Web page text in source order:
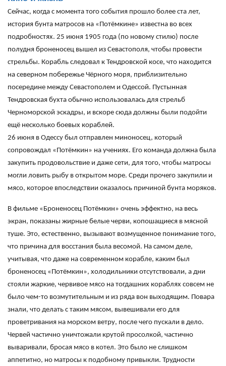
Сейчас, когда с момента того события прошло более ста лет,
история бунта матросов на «Потёмкине» известна во всех
подробностях. 25 июня 1905 года (по новому стилю) после
полудня броненосец вышел из Севастополя, чтобы провести
стрельбы. Корабль следовал к Тендровской косе, что находится
на северном побережье Чёрного моря, приблизительно
посередине между Севастополем и Одессой. Пустынная
Тендровская бухта обычно использовалась для стрельб
Черноморской эскадры, и вскоре сюда должны были подойти
ещё несколько боевых кораблей.
26 июня в Одессу был отправлен миноносец, который
сопровождал «Потёмкин» на учениях. Его команда должна была
закупить продовольствие и даже сети, для того, чтобы матросы
могли ловить рыбу в открытом море. Среди прочего закупили и
мясо, которое впоследствии оказалось причиной бунта моряков.
В фильме «Броненосец Потёмкин» очень эффектно, на весь
экран, показаны жирные белые черви, копошащиеся в мясной
туше. Это, естественно, вызывают возмущенное понимание того,
что причина для восстания была весомой. На самом деле,
учитывая, что даже на современном корабле, каким был
броненосец «Потёмкин», холодильники отсутствовали, а дни
стояли жаркие, червивое мясо на тогдашних кораблях совсем не
было чем-то возмутительным и из ряда вон выходящим. Повара
знали, что делать с таким мясом, вывешивали его для
проветривания на морском ветру, после чего пускали в дело.
Червей частично уничтожали крутой просолкой, частично
вываривали, бросая мясо в котел. Это было не слишком
аппетитно, но матросы к подобному привыкли. Трудности